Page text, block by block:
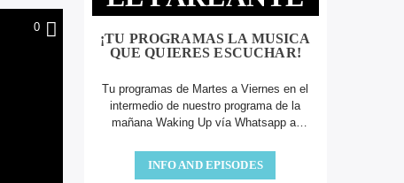
0
¡TU PROGRAMAS LA MUSICA
QUE QUIERES ESCUCHAR!
Tu programas de Martes a Viernes en el
intermedio de nuestro programa de la
mañana Waking Up vía Whatsapp al
INFO AND EPISODES